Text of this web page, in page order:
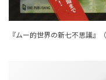
『ムー的世界の新七不思議』